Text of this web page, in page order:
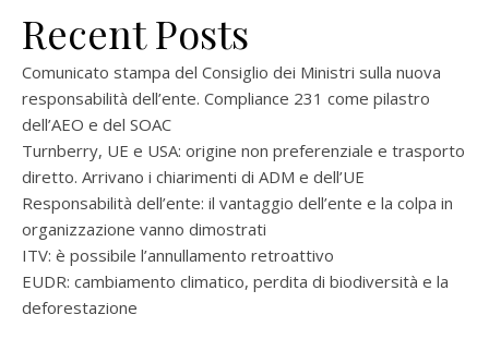
Recent Posts
Comunicato stampa del Consiglio dei Ministri sulla nuova
responsabilità dell’ente. Compliance 231 come pilastro
dell’AEO e del SOAC
Turnberry, UE e USA: origine non preferenziale e trasporto
diretto. Arrivano i chiarimenti di ADM e dell’UE
Responsabilità dell’ente: il vantaggio dell’ente e la colpa in
organizzazione vanno dimostrati
ITV: è possibile l’annullamento retroattivo
EUDR: cambiamento climatico, perdita di biodiversità e la
deforestazione